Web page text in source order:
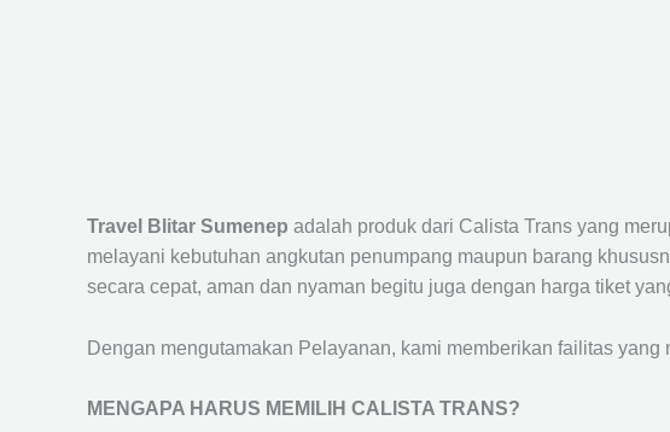
Travel Blitar Sumenep adalah produk dari Calista Trans yang
melayani kebutuhan angkutan penumpang maupun barang
secara cepat, aman dan nyaman begitu juga dengan harga tiket
Dengan mengutamakan Pelayanan, kami memberikan failitas
MENGAPA HARUS MEMILIH CALISTA TRANS?